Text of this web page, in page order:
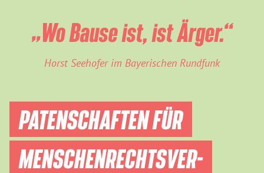
„Wo Bause ist, ist Ärger.“
Horst Seehofer im Bayerischen Rundfunk
PATENSCHAFTEN FÜR
MENSCHEN­RECHTS­VER­